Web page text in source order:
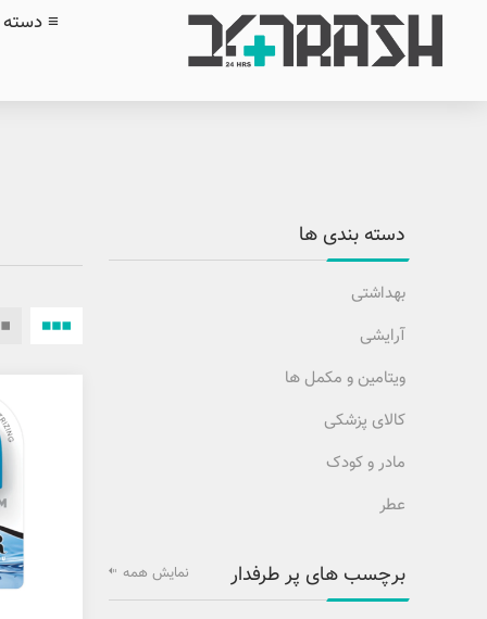
≡ دسته
دسته بندی ها
بهداشتی
آرایشی
ویتامین و مکمل ها
کالای پزشکی
مادر و کودک
عطر
برچسب های پر طرفدار نمایش همه